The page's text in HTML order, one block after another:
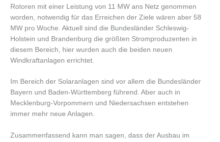
Rotoren mit einer Leistung von 11 MW ans Netz genommen
worden, notwendig für das Erreichen der Ziele wären aber 58
MW pro Woche. Aktuell sind die Bundesländer Schleswig-
Holstein und Brandenburg die größten Stromproduzenten in
diesem Bereich, hier wurden auch die beiden neuen
Windkraftanlagen errichtet.
Im Bereich der Solaranlagen sind vor allem die Bundesländer
Bayern und Baden-Württemberg führend. Aber auch in
Mecklenburg-Vorpommern und Niedersachsen entstehen
immer mehr neue Anlagen.
Zusammenfassend kann man sagen, dass der Ausbau im